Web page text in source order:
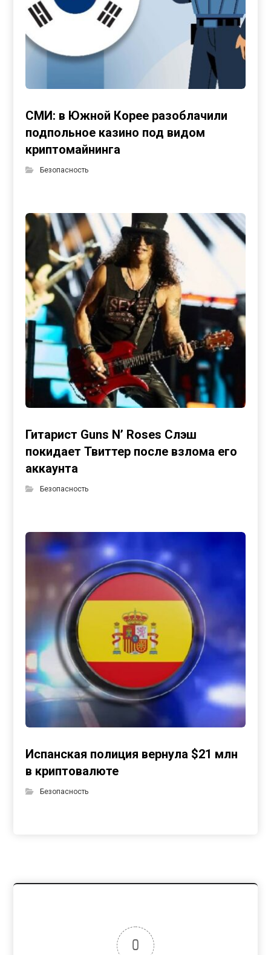
СМИ: в Южной Корее разоблачили
подпольное казино под видом
криптомайнинга
Безопасность
Гитарист Guns N’ Roses Слэш
покидает Твиттер после взлома его
аккаунта
Безопасность
Испанская полиция вернула $21 млн
в криптовалюте
Безопасность
0